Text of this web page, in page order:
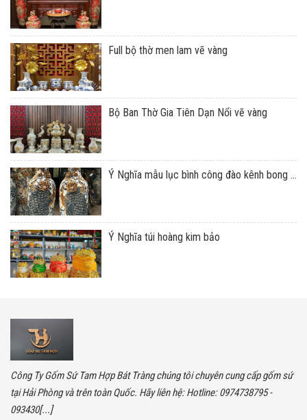
Full bộ thờ men lam vẽ vàng
Bộ Ban Thờ Gia Tiên Dạn Nổi vẽ vàng
Ý Nghĩa mẫu lục bình công đào kênh bong ...
Ý Nghĩa túi hoàng kim bảo
Công Ty Gốm Sứ Tam Hợp Bát Tràng chúng tôi chuyên cung cấp gốm sứ
tại Hải Phòng và trên toàn Quốc. Hãy liên hệ: Hotline: 0974738795 -
093430[...]